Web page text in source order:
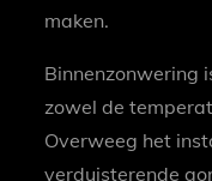
maken.
Binnenzonwering
zowel de
Overweeg het
verduisterende